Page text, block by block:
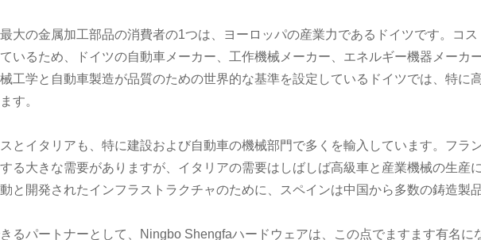
大の金属加工部品の消費者の1つは、ヨーロッパの産業力であるドイツです。コ
いるため、ドイツの自動車メーカー、工作機械メーカー、エネルギー機器メーカ
工学と自動車製造が品質のための世界的な基準を設定しているドイツでは、特に
す。
とイタリアも、特に建設および自動車の機械部門で多くを輸入しています。フラ
る大きな需要がありますが、イタリアの需要はしばしば高級車と産業機械の生産
と開発されたインフラストラクチャのために、スペインは中国から多数の鋳造製
るパートナーとして、Ningbo Shengfaハードウェアは、この点でますます有名に